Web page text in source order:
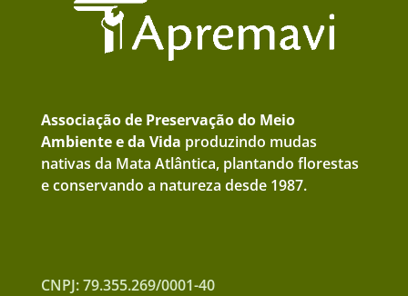
Associação de Preservação do Meio
Ambiente e da Vida produzindo mudas
nativas da Mata Atlântica, plantando florestas
e conservando a natureza desde 1987.
CNPJ: 79.355.269/0001-40